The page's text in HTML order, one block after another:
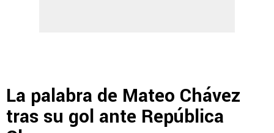
La palabra de Mateo Chávez
tras su gol ante República